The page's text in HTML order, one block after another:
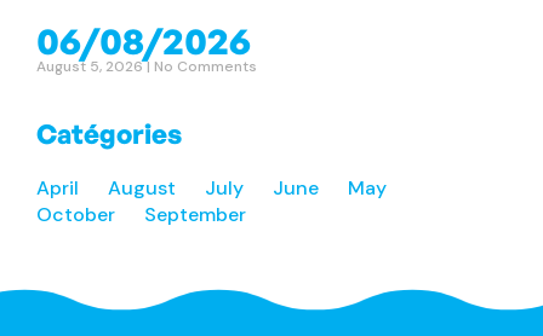
06/08/2026
August 5, 2026 No Comments
Catégories
April August July June
May
October
September